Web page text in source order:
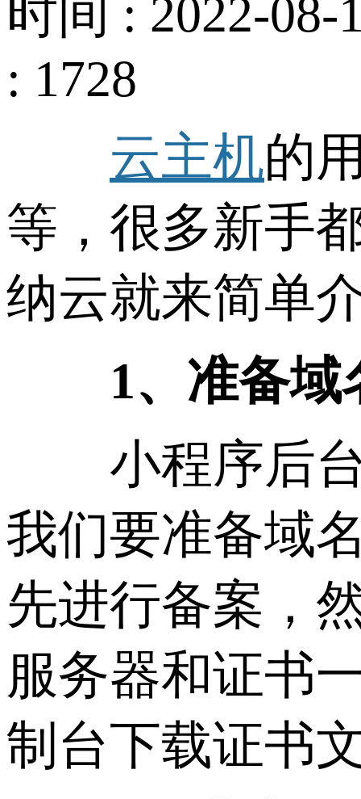
时间 : 2022-08-
: 1728
云主机的
等，很多新手
纳云就来简单
1、准备
小程序后台
我们要准备域
先进行备案，
服务器和证书
制台下载证书